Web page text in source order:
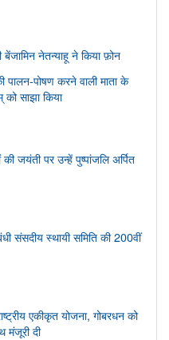
बेंजामिन नेतन्याहू ने किया फ़ोन
पालन-पोषण करने वाली माता के
साझा किया
जयंती पर उन्हें पुष्पांजलि अर्पित
संसदीय स्थायी समिति की 200वीं
एकीकृत योजना, गोबरधन को
दी